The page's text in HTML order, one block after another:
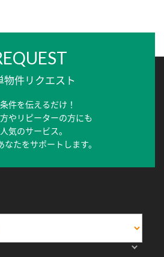
物件リクエスト
件を伝えるだけ！
やリピーターの方にも
気のサービス。
なたをサポートします。